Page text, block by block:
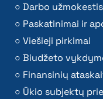
Darbo užmokestis
Paskatinimai ir
Viešieji pirkimai
Biudžeto
Finansinių
Ūkio subjektų